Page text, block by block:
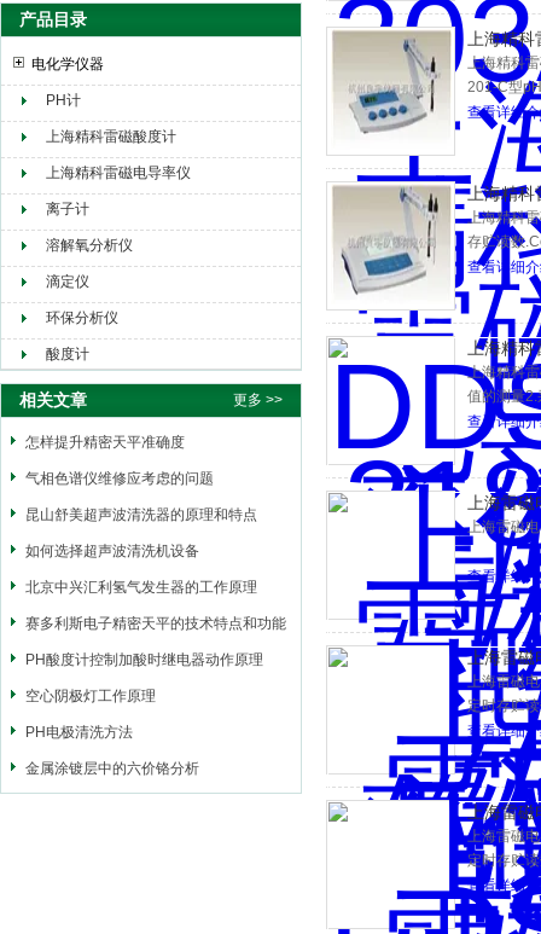
产品目录
电化学仪器
PH计
上海精科雷磁酸度计
上海精科雷磁电导率仪
离子计
溶解氧分析仪
滴定仪
环保分析仪
酸度计
相关文章 更多 >>
怎样提升精密天平准确度
气相色谱仪维修应考虑的问题
昆山舒美超声波清洗器的原理和特点
如何选择超声波清洗机设备
北京中兴汇利氢气发生器的工作原理
赛多利斯电子精密天平的技术特点和功能
PH酸度计控制加酸时继电器动作原理
空心阴极灯工作原理
PH电极清洗方法
金属涂镀层中的六价铬分析
上海精
上海精科
201-C型
查看详细
上海精科
上海精科
存贮读数
测量更精
操作者编
范的测量
（可显示
机界面
查看详细
上海精
上海精科
值的测量
能，用户
良好的人
操作
查看详细
上海雷
上海雷磁
查看详细
上海雷磁
上海雷磁
定时存贮
查看详细
上海雷磁
上海雷磁
定时存贮
查看详细